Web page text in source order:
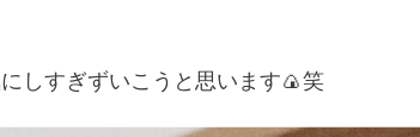
しすぎずいこうと思います🍙笑